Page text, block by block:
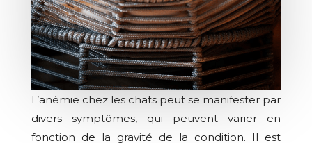
L’anémie chez les chats peut se manifester par
divers symptômes, qui peuvent varier en
fonction de la gravité de la condition. Il est